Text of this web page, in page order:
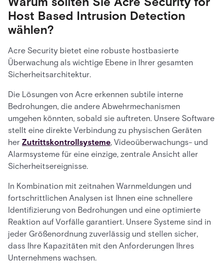
Host Based Intrusion Detection
wählen?
Acre Security bietet eine robuste hostbasierte
Überwachung als wichtige Ebene in Ihrer gesamten
Sicherheitsarchitektur.
Die Lösungen von Acre erkennen subtile interne
Bedrohungen, die andere Abwehrmechanismen
umgehen könnten, sobald sie auftreten. Unsere Software
stellt eine direkte Verbindung zu physischen Geräten
her Zutrittskontrollsysteme, Videoüberwachungs- und
Alarmsysteme für eine einzige, zentrale Ansicht aller
Sicherheitsereignisse.
In Kombination mit zeitnahen Warnmeldungen und
fortschrittlichen Analysen ist Ihnen eine schnellere
Identifizierung von Bedrohungen und eine optimierte
Reaktion auf Vorfälle garantiert. Unsere Systeme sind in
jeder Größenordnung zuverlässig und stellen sicher,
dass Ihre Kapazitäten mit den Anforderungen Ihres
Unternehmens wachsen.